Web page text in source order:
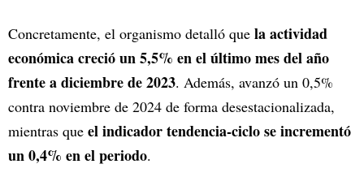
Concretamente, el organismo detalló que la actividad
económica creció un 5,5% en el último mes del año
frente a diciembre de 2023. Además, avanzó un 0,5%
contra noviembre de 2024 de forma desestacionalizada,
mientras que el indicador tendencia-ciclo se incrementó
un 0,4% en el periodo.